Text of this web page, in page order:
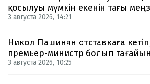
қосылуы мүмкін екенін тағы
3 августа 2026, 14:21
Никол Пашинян отставкаға
премьер-министр болып
3 августа 2026, 10:25